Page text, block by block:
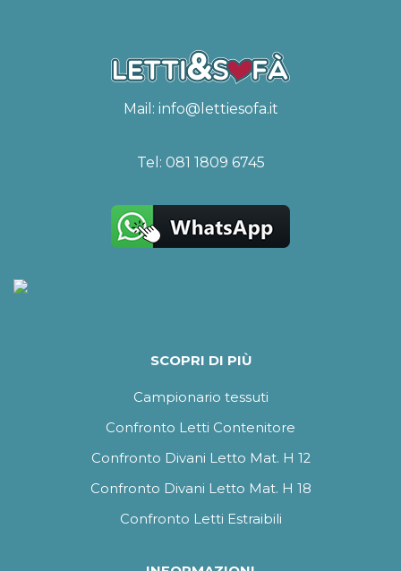
Mail: info@lettiesofa.it
Tel: 081 1809 6745
SCOPRI DI PIÙ
Campionario tessuti
Confronto Letti Contenitore
Confronto Divani Letto Mat. H 12
Confronto Divani Letto Mat. H 18
Confronto Letti Estraibili